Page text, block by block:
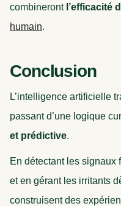
combineront l’efficacité
humain.
Conclusion
L’intelligence artificielle
passant d’une logique
et prédictive.
En détectant les
et en gérant les irritants
construisent des